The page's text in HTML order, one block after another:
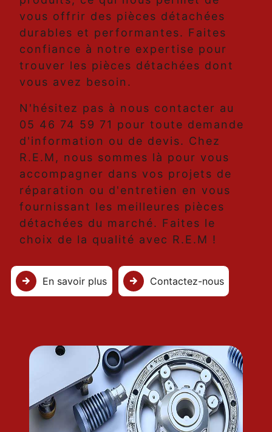
vous offrir des pièces détachées
durables et performantes. Faites
confiance à notre expertise pour
trouver les pièces détachées dont
vous avez besoin.
N'hésitez pas à nous contacter au
05 46 74 59 71 pour toute demande
d'information ou de devis. Chez
R.E.M, nous sommes là pour vous
accompagner dans vos projets de
réparation ou d'entretien en vous
fournissant les meilleures pièces
détachées du marché. Faites le
choix de la qualité avec R.E.M !
En savoir plus Contactez-nous